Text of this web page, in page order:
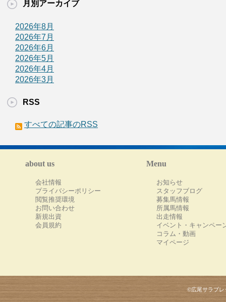
月別アーカイブ
2026年8月
2026年7月
2026年6月
2026年5月
2026年4月
2026年3月
RSS
すべての記事のRSS